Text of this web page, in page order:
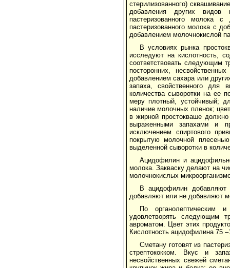
стерилизованного)
добавления других видов
пастеризованного молока
пастеризованного молока с
добавлением молочнокислой
В условиях рынка
исследуют на кислотность,
соответствовать следующим
посторонних,
добавлением сахара или
запаха, свойственного для
количества сыворотки на ее
меру плотный, устойчивый;
наличие молочных пленок;
в жирной простокваше
выраженными запахами и
исключением спиртового
покрытую молочной
выделенной сыворотки в
Ацидофилин и
молока. Закваску делают на
молочнокислых
В ацидофилин добавляют
добавляют или не добавляют
По органолептическим
удовлетворять следующим
авроматом. Цвет этих
Кислотность ацидофилина 75
Сметану готовят из
стрептококком. Вкус и
несвойственных свежей